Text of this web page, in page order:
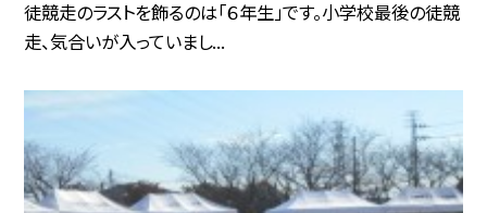
徒競走のラストを飾るのは「６年生」です。小学校最後の徒競
走、気合いが入っていまし...